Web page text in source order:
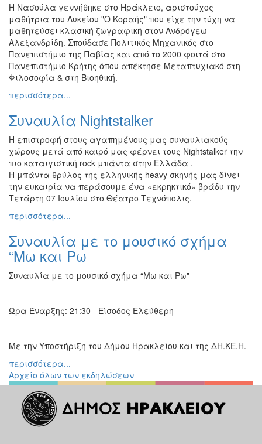
ΔΗΜΟΣ
ΠΟΛΙΤΙΣΜΟΣ
ΑΝΘΕΚΤΙΚΗ
ΠΟΛΗ
Η Νασούλα γεννήθηκε στο Ηράκλειο, αριστούχος
μαθήτρια του Λυκείου "Ο Κοραής" που είχε την τύχη να
μαθητεύσει κλασική ζωγραφική στον Ανδρόγεω
Αλεξανδρίδη. Σπούδασε Πολιτικός Μηχανικός στο
Πανεπιστήμιο της Παβίας και από το 2000 φοιτά στο
Πανεπιστήμιο Κρήτης όπου απέκτησε Μεταπτυχιακό στη
Φιλοσοφία & στη Βιοηθική.
περισσότερα...
Συναυλία Nightstalker
H επιστροφή στους αγαπημένους μας συναυλιακούς
χώρους μετά από καιρό μας φέρνει τους Nightstalker την
πιο καταιγιστική rock μπάντα στην Ελλάδα .
H μπάντα θρύλος της ελληνικής heavy σκηνής μας δίνει
την ευκαιρία να περάσουμε ένα «εκρηκτικό» βράδυ την
Τετάρτη 07 Ιουλίου στο Θέατρο Τεχνόπολις.
περισσότερα...
Συναυλία με το μουσικό σχήμα
“Μω και Ρω
Συναυλία με το μουσικό σχήμα “Μω και Ρω"
Ώρα Έναρξης: 21:30 - Είσοδος Ελεύθερη
Με την Υποστήριξη του Δήμου Ηρακλείου και της ΔΗ.ΚΕ.Η.
περισσότερα...
Αρχείο όλων των εκδηλώσεων